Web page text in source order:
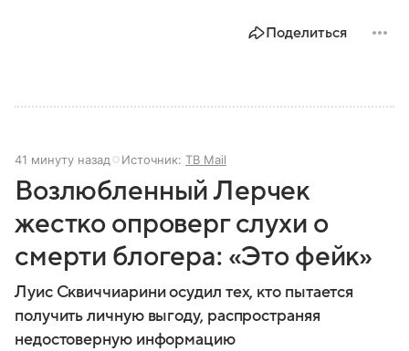
Поделиться
41 минуту назад Источник: ТВ Mail
Возлюбленный Лерчек
жестко опроверг слухи о
смерти блогера: «Это фейк»
Луис Сквиччиарини осудил тех, кто пытается
получить личную выгоду, распространяя
недостоверную информацию